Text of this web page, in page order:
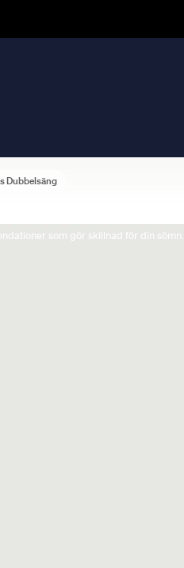
som gör skillnad för din sömn.
Dubbelsäng